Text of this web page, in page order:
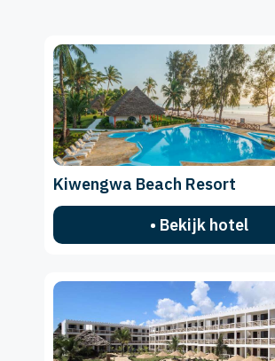
Kiwengwa Beach Resort
• Bekijk hotel